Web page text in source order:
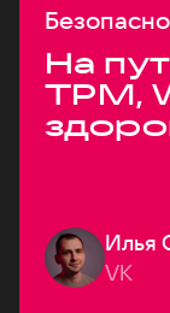
На
TPM,
Илья
VK